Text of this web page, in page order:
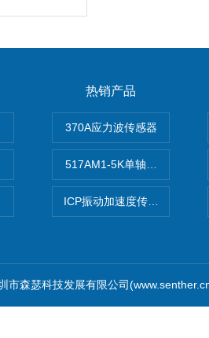
热销产品
370A应力波传感器
517AM1-5K单轴冲击IEPE加
ICP振动加速度传感器
市森瑟科技发展有限公司